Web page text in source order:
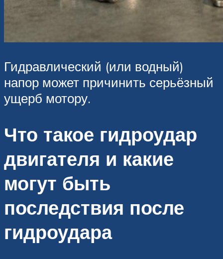
Гидравлический (или водный)
напор может причинить серьёзный
ущерб мотору.
Что такое гидроудар
двигателя и какие
могут быть
последствия после
гидроудара